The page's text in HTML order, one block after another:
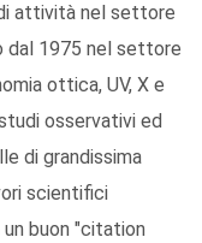
attività nel settore
dal 1975 nel settore
ottica, UV, X e
osservativi ed
di grandissima
scientifici
buon "citation